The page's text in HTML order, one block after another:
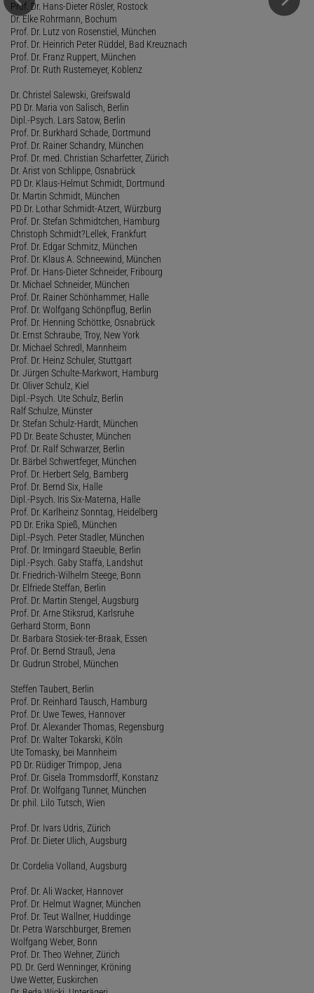
Prof. Dr. Hans-Dieter Rösler, Rostock
Dr. Elke Rohrmann, Bochum
Prof. Dr. Lutz von Rosenstiel, München
Prof. Dr. Heinrich Peter Rüddel, Bad Kreuznach
Prof. Dr. Franz Ruppert, München
Prof. Dr. Ruth Rustemeyer, Koblenz
Dr. Christel Salewski, Greifswald
PD Dr. Maria von Salisch, Berlin
Dipl.-Psych. Lars Satow, Berlin
Prof. Dr. Burkhard Schade, Dortmund
Prof. Dr. Rainer Schandry, München
Prof. Dr. med. Christian Scharfetter, Zürich
Dr. Arist von Schlippe, Osnabrück
PD Dr. Klaus-Helmut Schmidt, Dortmund
Dr. Martin Schmidt, München
PD Dr. Lothar Schmidt-Atzert, Würzburg
Prof. Dr. Stefan Schmidtchen, Hamburg
Christoph Schmidt?Lellek, Frankfurt
Prof. Dr. Edgar Schmitz, München
Prof. Dr. Klaus A. Schneewind, München
Prof. Dr. Hans-Dieter Schneider, Fribourg
Dr. Michael Schneider, München
Prof. Dr. Rainer Schönhammer, Halle
Prof. Dr. Wolfgang Schönpflug, Berlin
Prof. Dr. Henning Schöttke, Osnabrück
Dr. Ernst Schraube, Troy, New York
Dr. Michael Schredl, Mannheim
Prof. Dr. Heinz Schuler, Stuttgart
Dr. Jürgen Schulte-Markwort, Hamburg
Dr. Oliver Schulz, Kiel
Dipl.-Psych. Ute Schulz, Berlin
Ralf Schulze, Münster
Dr. Stefan Schulz-Hardt, München
PD Dr. Beate Schuster, München
Prof. Dr. Ralf Schwarzer, Berlin
Dr. Bärbel Schwertfeger, München
Prof. Dr. Herbert Selg, Bamberg
Prof. Dr. Bernd Six, Halle
Dipl.-Psych. Iris Six-Materna, Halle
Prof. Dr. Karlheinz Sonntag, Heidelberg
PD Dr. Erika Spieß, München
Dipl.-Psych. Peter Stadler, München
Prof. Dr. Irmingard Staeuble, Berlin
Dipl.-Psych. Gaby Staffa, Landshut
Dr. Friedrich-Wilhelm Steege, Bonn
Dr. Elfriede Steffan, Berlin
Prof. Dr. Martin Stengel, Augsburg
Prof. Dr. Arne Stiksrud, Karlsruhe
Gerhard Storm, Bonn
Dr. Barbara Stosiek-ter-Braak, Essen
Prof. Dr. Bernd Strauß, Jena
Dr. Gudrun Strobel, München
Steffen Taubert, Berlin
Prof. Dr. Reinhard Tausch, Hamburg
Prof. Dr. Uwe Tewes, Hannover
Prof. Dr. Alexander Thomas, Regensburg
Prof. Dr. Walter Tokarski, Köln
Ute Tomasky, bei Mannheim
PD Dr. Rüdiger Trimpop, Jena
Prof. Dr. Gisela Trommsdorff, Konstanz
Prof. Dr. Wolfgang Tunner, München
Dr. phil. Lilo Tutsch, Wien
Prof. Dr. Ivars Udris, Zürich
Prof. Dr. Dieter Ulich, Augsburg
Dr. Cordelia Volland, Augsburg
Prof. Dr. Ali Wacker, Hannover
Prof. Dr. Helmut Wagner, München
Prof. Dr. Teut Wallner, Huddinge
Dr. Petra Warschburger, Bremen
Wolfgang Weber, Bonn
Prof. Dr. Theo Wehner, Zürich
PD. Dr. Gerd Wenninger, Kröning
Uwe Wetter, Euskirchen